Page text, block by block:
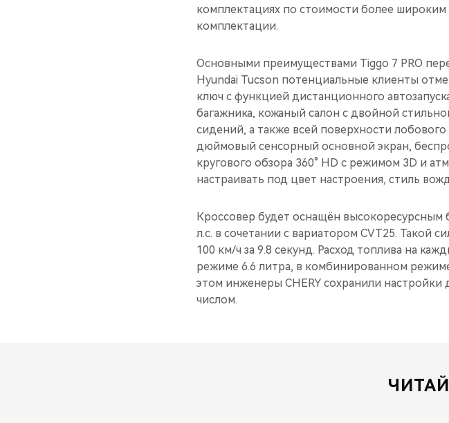
комплектациях по стоимости более
комплектации.
Основными преимуществами Tiggo 7 PRO
Hyundai Tucson потенциальные клиенты
ключ с функцией дистанционного
багажника, кожаный салон с двойной
сидений, а также всей поверхности
дюймовый сенсорный основной экран,
кругового обзора 360° HD с режимом 3D и
настраивать под цвет настроения, стиль
Кроссовер будет оснащён
л.с. в сочетании с вариатором CVT25. Такой
100 км/ч за 9.8 секунд. Расход топлива на
режиме 6.6 литра, в комбинированном
этом инженеры CHERY сохранили настройки
числом.